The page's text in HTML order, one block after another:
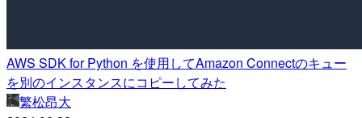
AWS SDK for Python を使用してAmazon Connectのキュー
を別のインスタンスにコピーしてみた
繁松昂大